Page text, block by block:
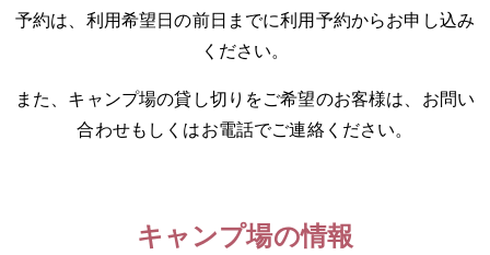
予約は、利用希望日の前日までに利用予約からお申し込み
ください。
また、キャンプ場の貸し切りをご希望のお客様は、お問い
合わせもしくはお電話でご連絡ください。
キャンプ場の情報